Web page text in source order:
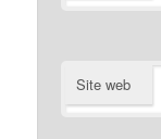
Site web